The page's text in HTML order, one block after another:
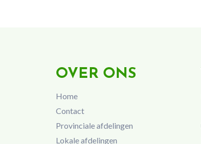
OVER ONS
Home
Contact
Provinciale afdelingen
Lokale afdelingen